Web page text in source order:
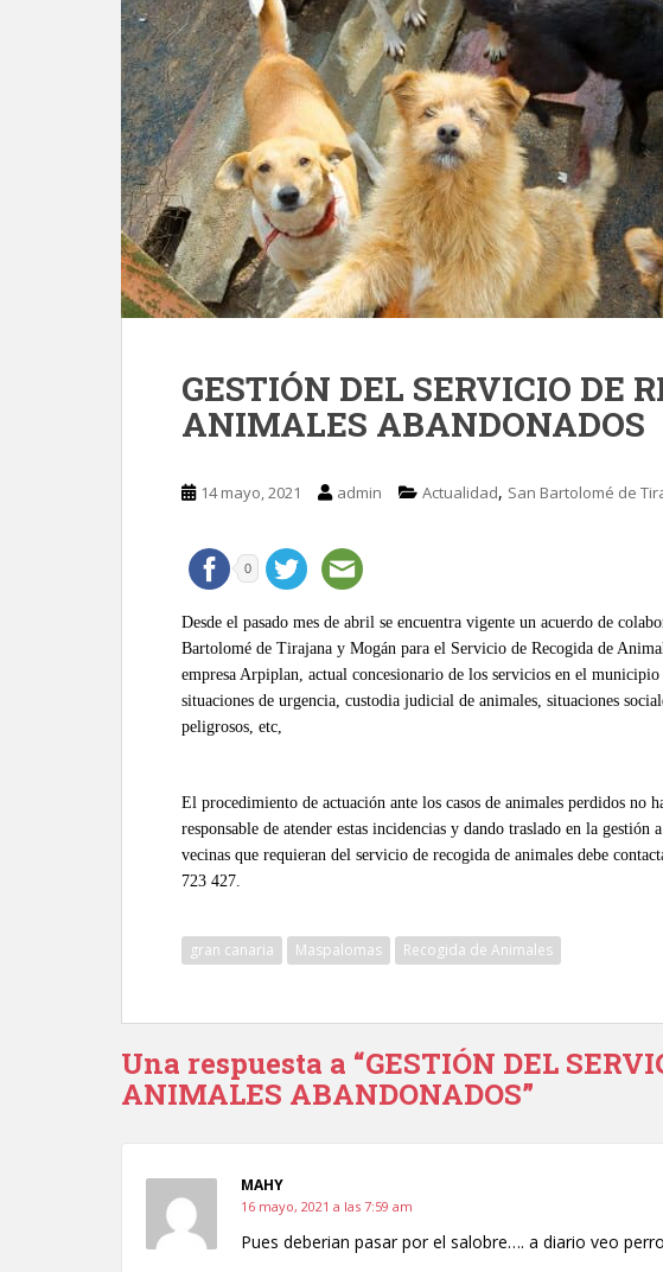
GESTIÓN DEL SERVICIO DE
ANIMALES ABANDONADOS
14 mayo, 2021 admin Actualidad, San Bartolomé de
0
Desde el pasado mes de abril se encuentra vigente un acuerdo de
Bartolomé de Tirajana y Mogán para el Servicio de Recogida de
empresa Arpiplan, actual concesionario de los servicios en el
situaciones de urgencia, custodia judicial de animales, situaciones
peligrosos, etc,
El procedimiento de actuación ante los casos de animales perdidos no
responsable de atender estas incidencias y dando traslado en la
vecinas que requieran del servicio de recogida de animales debe
723 427.
gran canaria Maspalomas Recogida de Animales
Una respuesta a “GESTIÓN DEL
ANIMALES ABANDONADOS”
MAHY
16 mayo, 2021 a las 7:59 am
Pues deberian pasar por el salobre…. a diario veo